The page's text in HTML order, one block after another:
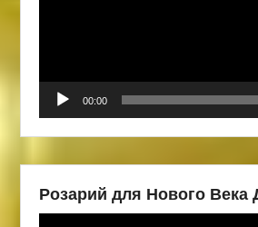
00:00
Розарий для Нового